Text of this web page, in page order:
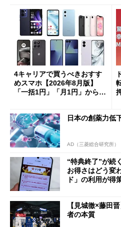
4キャリアで買うべきおすす
めスマホ【2026年8月版】
「一括1円」「月1円」からお
日本の創薬力低
AD（三菱総合研究所）
“特典終了”が続
お得さはどう変
ド」の利用が得
【見城徹×藤田
者の本質